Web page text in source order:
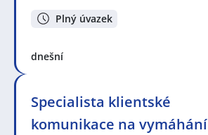
Plný úvazek
dnešní
Specialista klientské
komunikace na vymáhání